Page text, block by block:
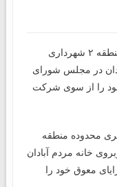
جمعی از کارگران فضای سبز و خدماتی منطقه ۲ شهرداری
در مجلس شورای
را از سوی شرکت
محدوده منطقه
با حضور روبروی خانه مردم آبادان
معوق خود را